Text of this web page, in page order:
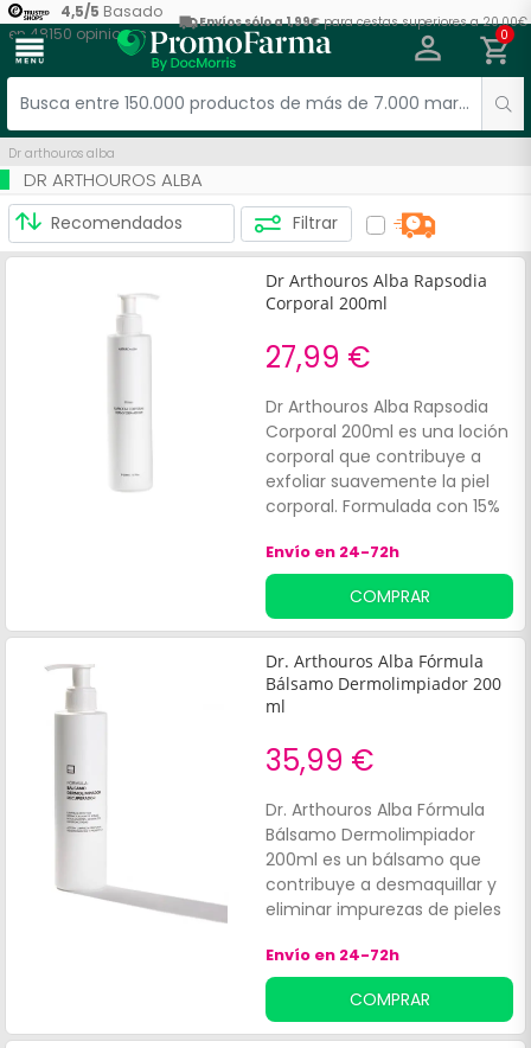
4,5/5 Basado
en48150 opiniones
Envíos sólo a 1,99€para cestas superiores a 20,00€
menu 0
Dr arthouros alba
DR ARTHOUROS ALBA
Filtrar
Dr Arthouros Alba Rapsodia
Corporal 200ml
27,99 €
Dr Arthouros Alba Rapsodia
Corporal 200ml es una loción
corporal que contribuye a
exfoliar suavemente la piel
corporal. Formulada con 15%
Envío en 24-72h
COMPRAR
Dr. Arthouros Alba Fórmula
Bálsamo Dermolimpiador 200
ml
35,99 €
Dr. Arthouros Alba Fórmula
Bálsamo Dermolimpiador
200ml es un bálsamo que
contribuye a desmaquillar y
eliminar impurezas de pieles
Asimismo, ofrece una acción
regeneradora y prebiótica.
Tiene un agradable aroma a
eucalipto.
Envío en 24-72h
COMPRAR